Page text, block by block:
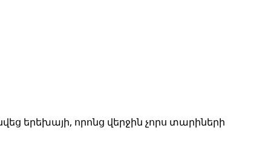
երեխայի, որոնց վերջին չորս տարիների